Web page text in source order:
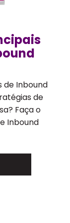
Inbound
de
Faça o
Inbound